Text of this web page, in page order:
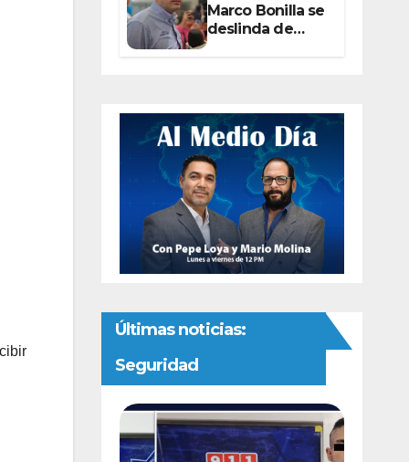
Marco Bonilla se
deslinda de
apoyos en la
Últimas noticias:
Seguridad